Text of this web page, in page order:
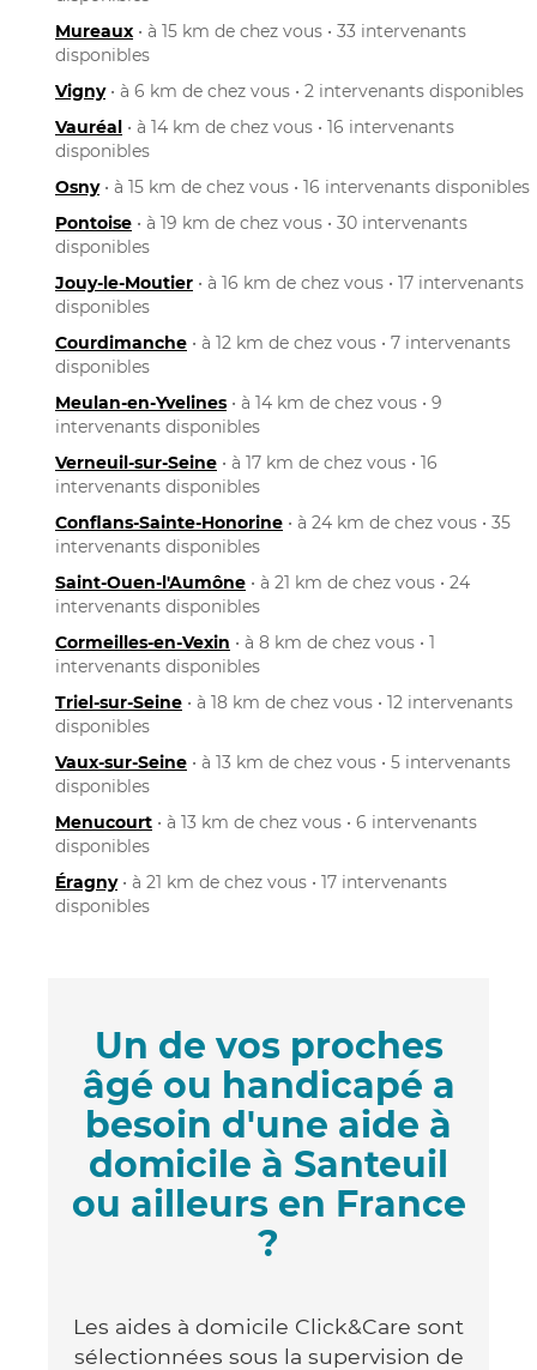
Mureaux • à 15 km de chez vous • 33 intervenants
disponibles
Vigny• à 6 km de chez vous • 2 intervenants disponibles
Vauréal • à 14 km de chez vous • 16 intervenants
disponibles
Osny• à 15 km de chez vous • 16 intervenants disponibles
Pontoise • à 19 km de chez vous • 30 intervenants
disponibles
Jouy-le-Moutier • à 16 km de chez vous • 17 intervenants
disponibles
Courdimanche • à 12 km de chez vous • 7 intervenants
disponibles
Meulan-en-Yvelines • à 14 km de chez vous • 9
intervenants disponibles
Verneuil-sur-Seine • à 17 km de chez vous • 16
intervenants disponibles
Conflans-Sainte-Honorine • à 24 km de chez vous • 35
intervenants disponibles
Saint-Ouen-l'Aumône • à 21 km de chez vous • 24
intervenants disponibles
Cormeilles-en-Vexin • à 8 km de chez vous • 1
intervenants disponibles
Triel-sur-Seine • à 18 km de chez vous • 12 intervenants
disponibles
Vaux-sur-Seine • à 13 km de chez vous • 5 intervenants
disponibles
Menucourt • à 13 km de chez vous • 6 intervenants
disponibles
Éragny• à 21 km de chez vous • 17 intervenants
disponibles
Un de vos proches
âgé ou handicapé a
besoin d'une aide à
domicile à Santeuil
ou ailleurs en France
?
Les aides à domicile Click&Care sont
sélectionnées sous la supervision de